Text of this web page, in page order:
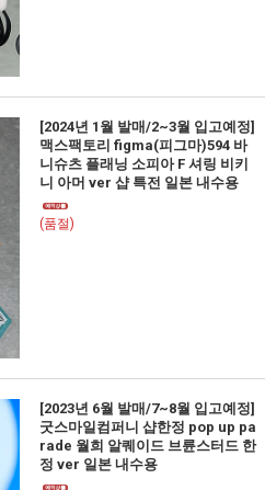
[2024년 1월 발매/2~3월 입고예정]
맥스팩토리 figma(피그마)594 바
니슈츠 플래닝 소피아 F 셔링 비키
니 아머 ver 샵 특전 일본 내수용
(품절)
[2023년 6월 발매/7~8월 입고예정]
굿스마일컴퍼니 샵한정 pop up pa
rade 월희 알퀘이드 브륜스터드 한
정 ver 일본 내수용